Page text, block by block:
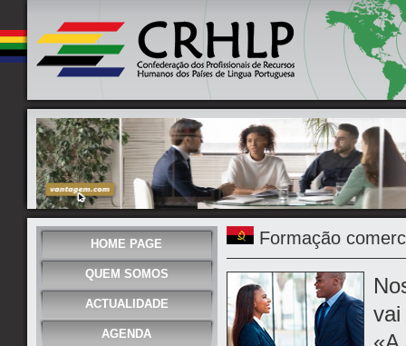
HOME PAGE
QUEM SOMOS
ACTUALIDADE
AGENDA
Formação
vai